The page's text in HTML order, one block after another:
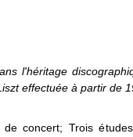
l'héritage
effectuée à partir de
concert; Trois